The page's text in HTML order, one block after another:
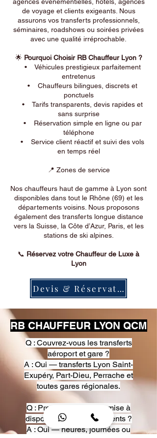
de voyage et clients exigeants. Nous
assurons vos transferts professionnels,
séminaires, roadshows ou soirées privées
avec une qualité irréprochable.
🌟 Pourquoi Choisir RB Chauffeur Lyon ?
• Véhicules prestigieux parfaitement
entretenus
• Chauffeurs bilingues, discrets et
ponctuels
• Tarifs transparents, devis rapides et
sans surprise
• Réservation simple en ligne ou par
téléphone
• Service client réactif et suivi des vols
en temps réel
📍 Zones de service
Nos chauffeurs haut de gamme à Lyon sont
disponibles dans tout le Rhône (69) et les
départements voisins. Nous proposons
également des transferts longue distance
vers la Suisse, la Côte d’Azur, Paris, et les
stations de ski alpines.
📞 Réservez votre Chauffeur de Luxe à
Lyon
Devis & Réservation
RB CHAUFFEUR LYON QCM
Q : Couvrez-vous les transferts
aéroport et gare ?
A : Oui — transferts Lyon Saint-
Exupéry, Part-Dieu, Perrache et
toutes gares régionales.
Q : Proposez-vous une mise à
disposition pour événements ?
A : Oui — heures, journées ou